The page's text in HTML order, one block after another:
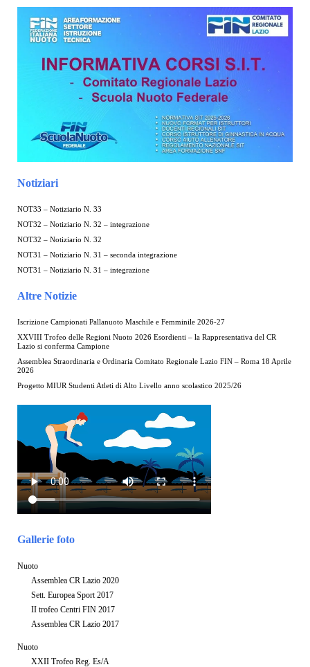
Notiziari
NOT33 – Notiziario N. 33
NOT32 – Notiziario N. 32 – integrazione
NOT32 – Notiziario N. 32
NOT31 – Notiziario N. 31 – seconda integrazione
NOT31 – Notiziario N. 31 – integrazione
Altre Notizie
Iscrizione Campionati Pallanuoto Maschile e Femminile 2026-27
XXVIII Trofeo delle Regioni Nuoto 2026 Esordienti – la Rappresentativa del CR
Lazio si conferma Campione
Assemblea Straordinaria e Ordinaria Comitato Regionale Lazio FIN – Roma 18 Aprile
2026
Progetto MIUR Studenti Atleti di Alto Livello anno scolastico 2025/26
Gallerie foto
Nuoto
Assemblea CR Lazio 2020
Sett. Europea Sport 2017
II trofeo Centri FIN 2017
Assemblea CR Lazio 2017
Nuoto
XXII Trofeo Reg. Es/A